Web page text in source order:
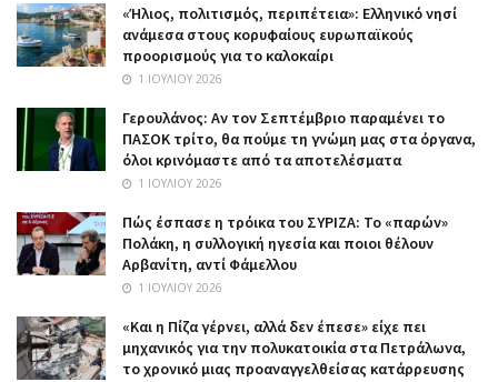
«Ήλιος, πολιτισμός, περιπέτεια»: Ελληνικό νησί
ανάμεσα στους κορυφαίους ευρωπαϊκούς
προορισμούς για το καλοκαίρι
1 ΙΟΥΛΊΟΥ 2026
Γερουλάνος: Αν τον Σεπτέμβριο παραμένει το
ΠΑΣΟΚ τρίτο, θα πούμε τη γνώμη μας στα όργανα,
όλοι κρινόμαστε από τα αποτελέσματα
1 ΙΟΥΛΊΟΥ 2026
Πώς έσπασε η τρόικα του ΣΥΡΙΖΑ: Το «παρών»
Πολάκη, η συλλογική ηγεσία και ποιοι θέλουν
Αρβανίτη, αντί Φάμελλου
1 ΙΟΥΛΊΟΥ 2026
«Και η Πίζα γέρνει, αλλά δεν έπεσε» είχε πει
μηχανικός για την πολυκατοικία στα Πετράλωνα,
το χρονικό μιας προαναγγελθείσας κατάρρευσης